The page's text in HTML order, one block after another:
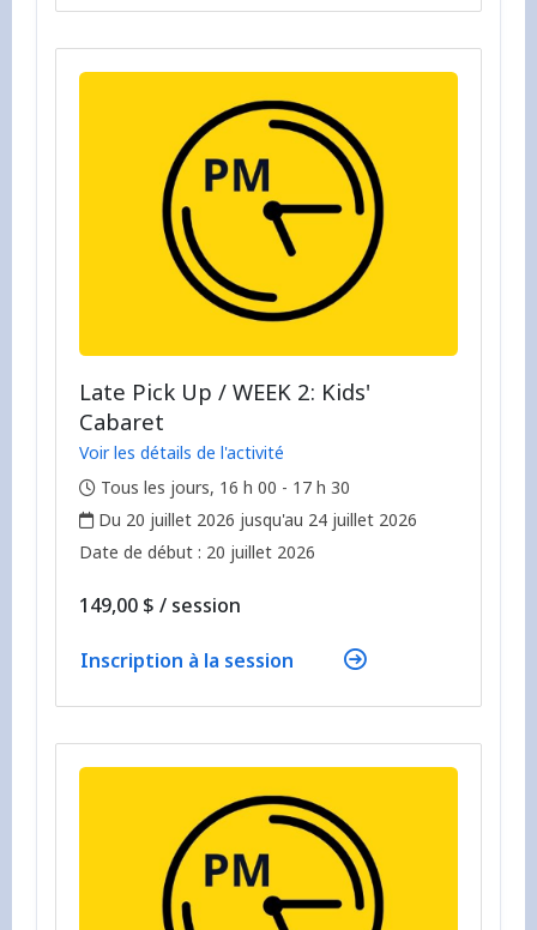
Late Pick Up / WEEK 2: Kids'
Cabaret
Voir les détails de l'activité
,
Tous les jours, 16 h 00 - 17 h 30
,
Du 20 juillet 2026 jusqu'au 24 juillet 2026
,Date de début : ,20 juillet 2026
149,00 $ / par
session
Inscription à la session